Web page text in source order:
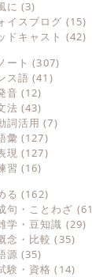
に (3)
イスブログ (15)
ドキャスト (42)
ート (307)
ス語 (41)
音 (12)
法 (43)
詞活用 (7)
彙 (127)
現 (127)
習 (16)
る (162)
句・ことわざ
学・豆知識 (29)
念・比較 (35)
源 (35)
験・資格 (14)